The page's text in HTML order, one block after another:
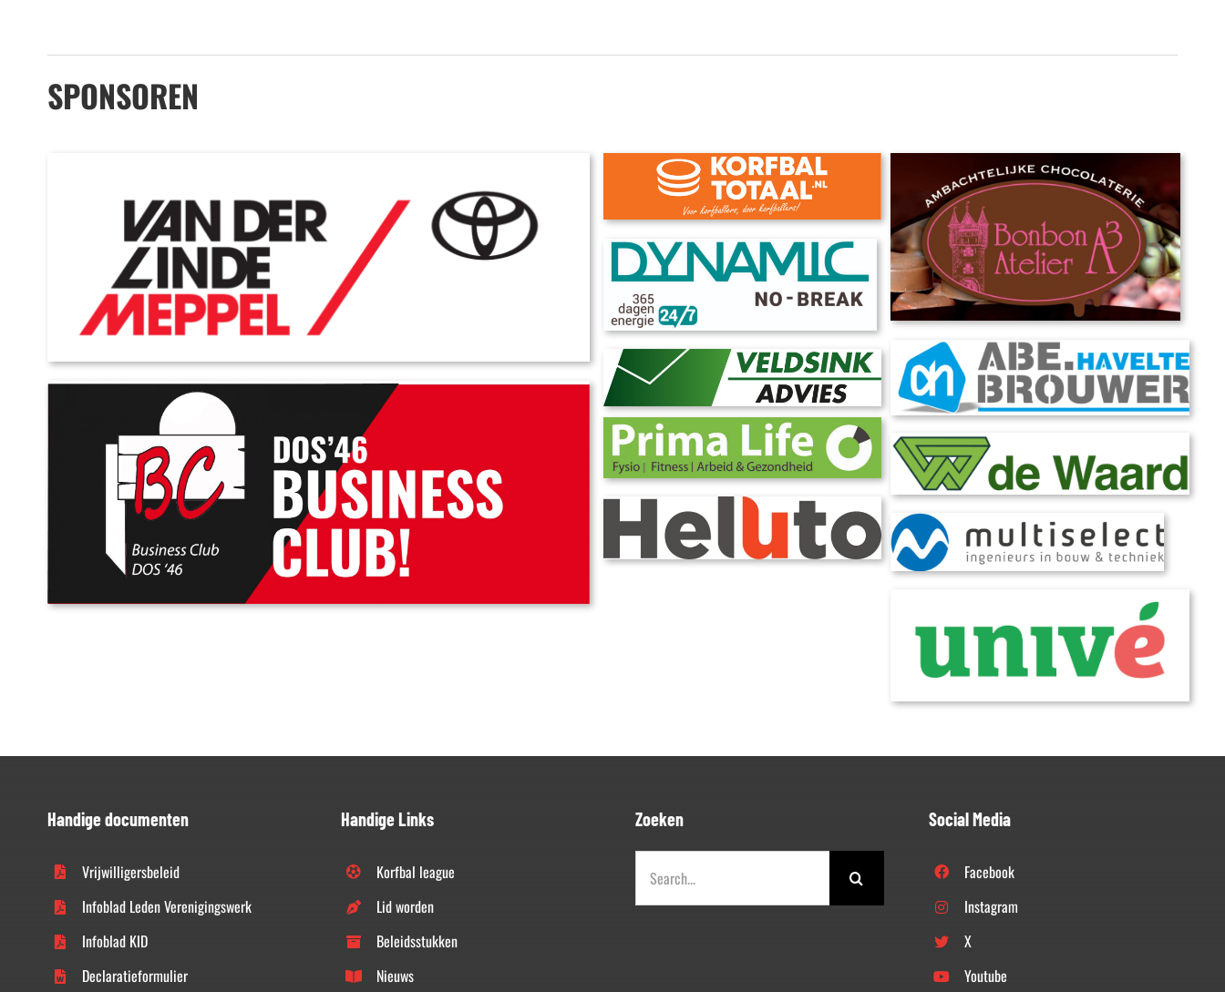
SPONSOREN
Handige documenten
Vrijwilligersbeleid
Infoblad Leden Verenigingswerk
Infoblad KID
Declaratieformulier
Handige Links
Korfbal league
Lid worden
Beleidsstukken
Nieuws
Zoeken
naar:
Social Media
Facebook
Instagram
X
Youtube